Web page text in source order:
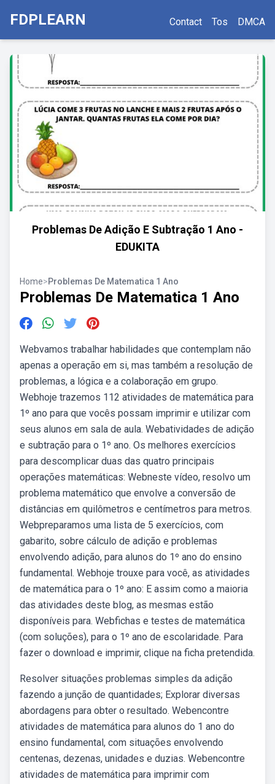
FDPLEARN Contact Tos DMCA
Problemas De Adição E Subtração 1 Ano -
EDUKITA
Home>Problemas De Matematica 1 Ano
Problemas De Matematica 1 Ano
Webvamos trabalhar habilidades que contemplam não
apenas a operação em si, mas também a resolução de
problemas, a lógica e a colaboração em grupo.
Webhoje trazemos 112 atividades de matemática para
1º ano para que vocês possam imprimir e utilizar com
seus alunos em sala de aula. Webatividades de adição
e subtração para o 1º ano. Os melhores exercícios
para descomplicar duas das quatro principais
operações matemáticas: Webneste vídeo, resolvo um
problema matemático que envolve a conversão de
distâncias em quilômetros e centímetros para metros.
Webpreparamos uma lista de 5 exercícios, com
gabarito, sobre cálculo de adição e problemas
envolvendo adição, para alunos do 1º ano do ensino
fundamental. Webhoje trouxe para você, as atividades
de matemática para o 1º ano: E assim como a maioria
das atividades deste blog, as mesmas estão
disponíveis para. Webfichas e testes de matemática
(com soluções), para o 1º ano de escolaridade. Para
fazer o download e imprimir, clique na ficha pretendida.
Resolver situações problemas simples da adição
fazendo a junção de quantidades; Explorar diversas
abordagens para obter o resultado. Webencontre
atividades de matemática para alunos do 1 ano do
ensino fundamental, com situações envolvendo
centenas, dezenas, unidades e duzias. Webencontre
atividades de matemática para imprimir com